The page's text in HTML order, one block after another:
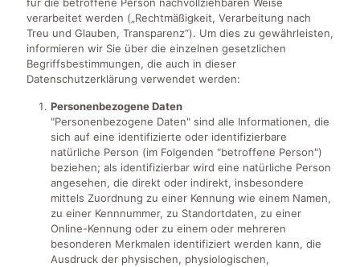
für die betroffene Person nachvollziehbaren Weise
verarbeitet werden („Rechtmäßigkeit, Verarbeitung nach
Treu und Glauben, Transparenz“). Um dies zu gewährleisten,
informieren wir Sie über die einzelnen gesetzlichen
Begriffsbestimmungen, die auch in dieser
Datenschutzerklärung verwendet werden:
Personenbezogene Daten
"Personenbezogene Daten" sind alle Informationen, die
sich auf eine identifizierte oder identifizierbare
natürliche Person (im Folgenden "betroffene Person")
beziehen; als identifizierbar wird eine natürliche Person
angesehen, die direkt oder indirekt, insbesondere
mittels Zuordnung zu einer Kennung wie einem Namen,
zu einer Kennnummer, zu Standortdaten, zu einer
Online-Kennung oder zu einem oder mehreren
besonderen Merkmalen identifiziert werden kann, die
Ausdruck der physischen, physiologischen,